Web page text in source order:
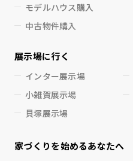
モデルハウス購入
中古物件購入
展示場に行く
インター展示場
小雑賀展示場
貝塚展示場
家づくりを始めるあなたへ